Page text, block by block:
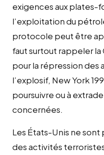
exigences aux plates-
l’exploitation du
protocole peut être
faut surtout rappeler
pour la répression
l’explosif, New York
poursuivre ou à
concernées.
Les États-Unis ne sont
des activités